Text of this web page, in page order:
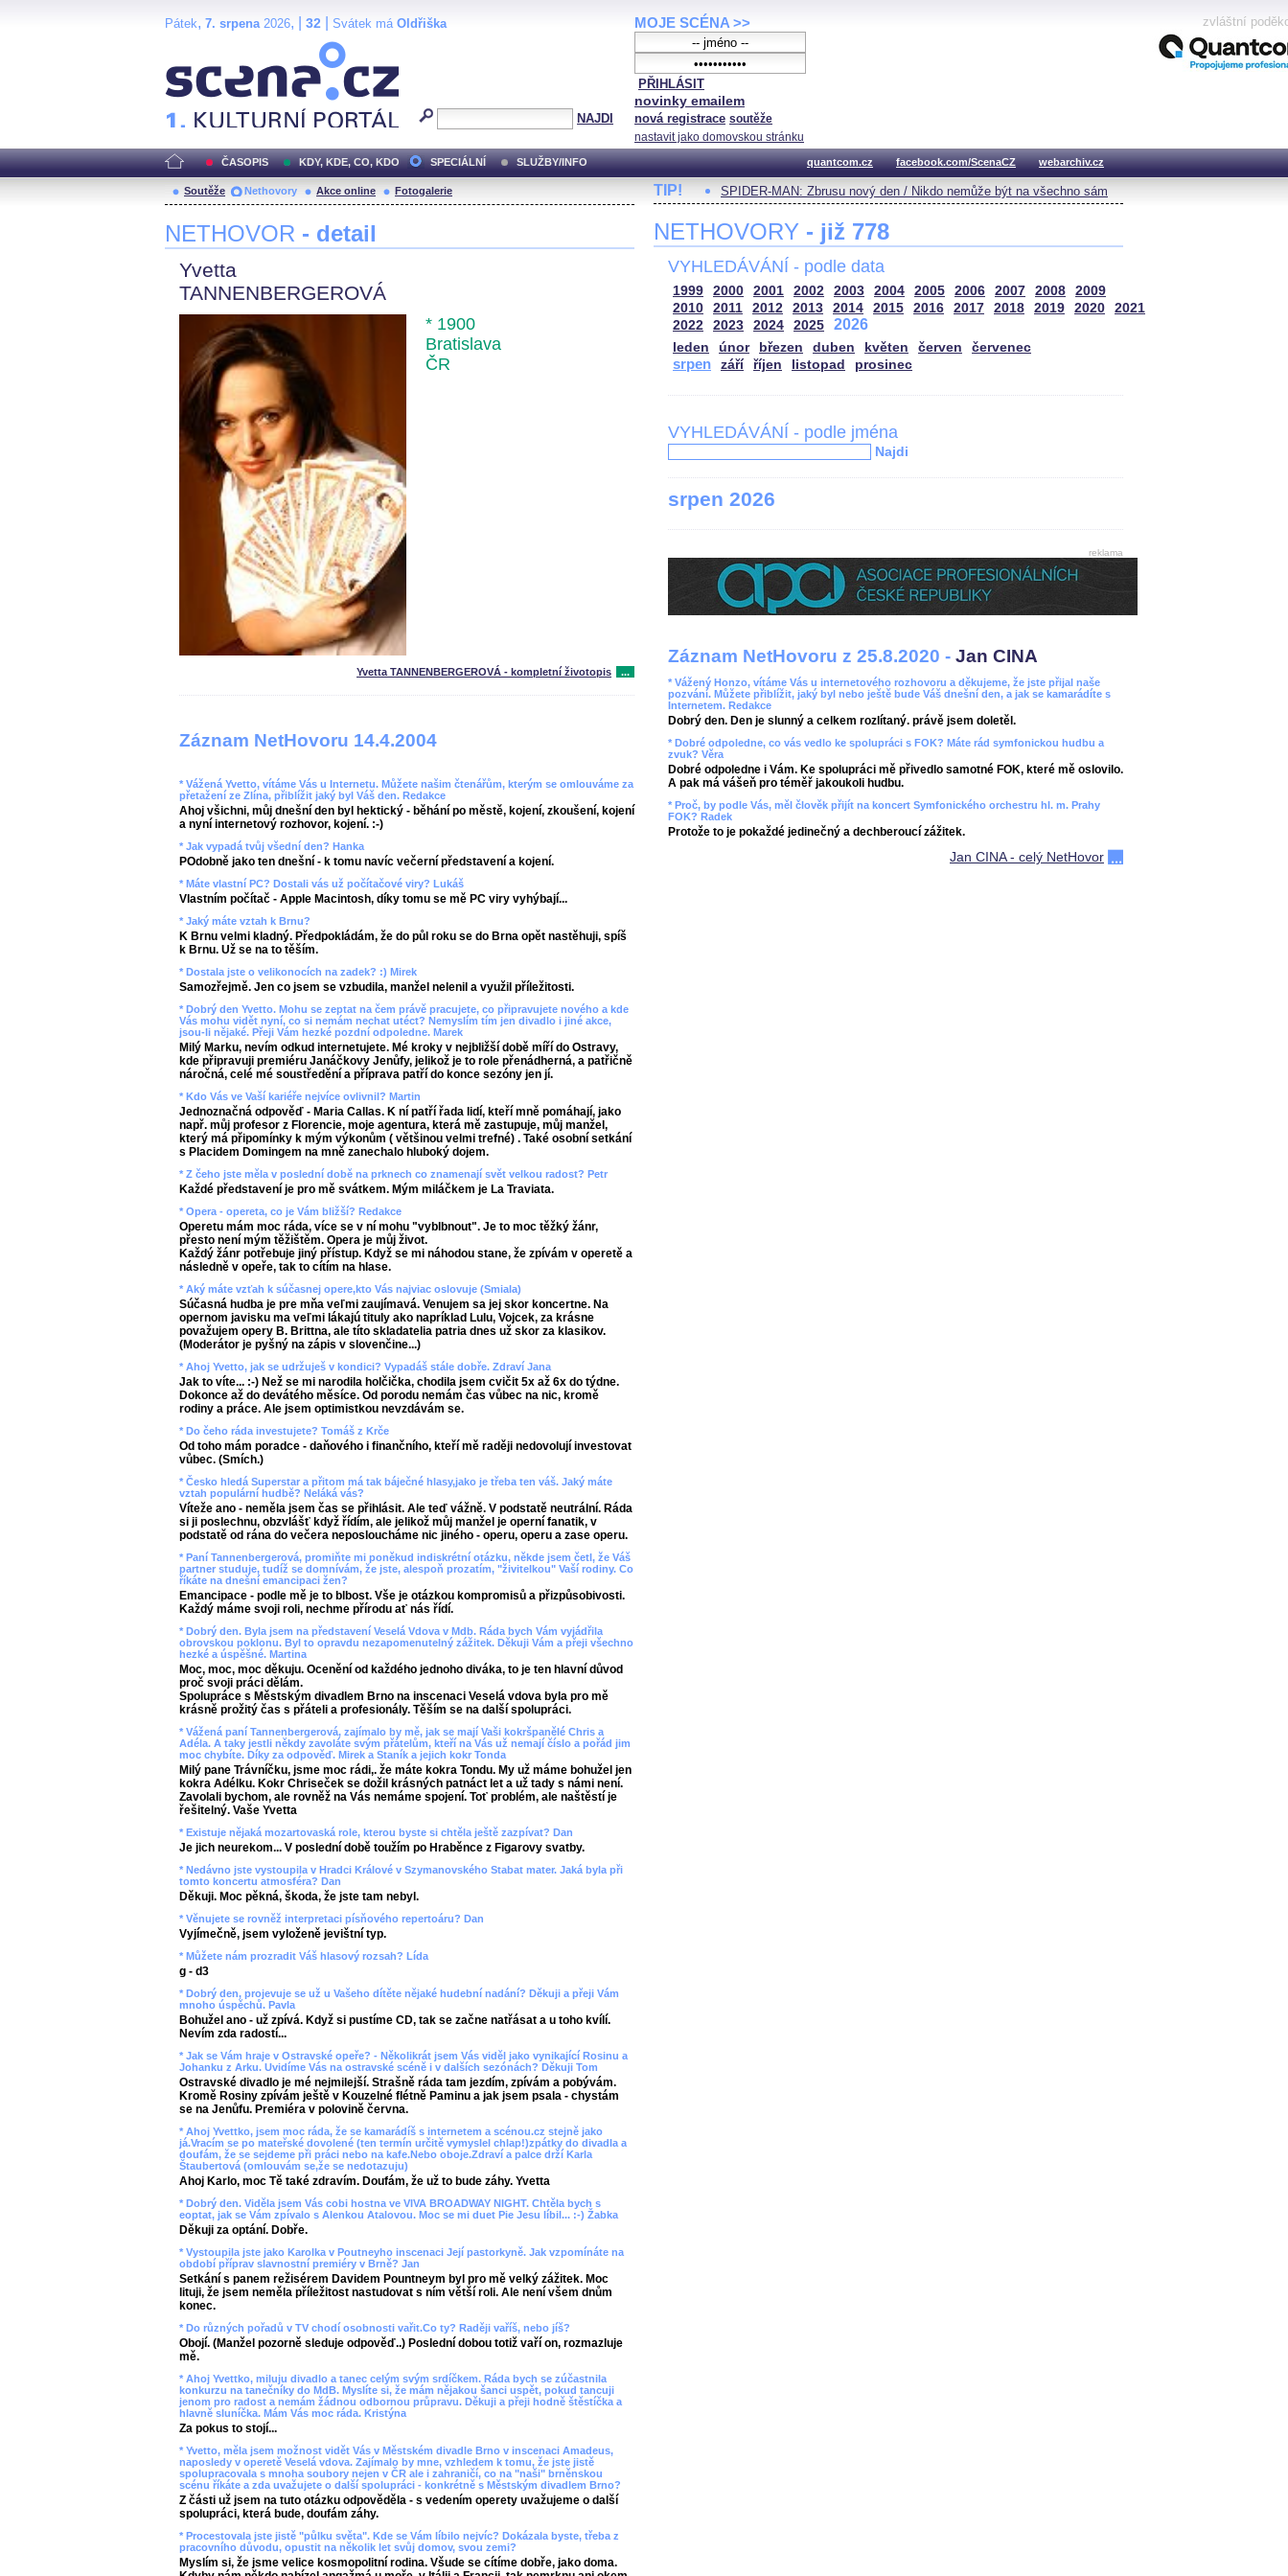
Pátek, 7. srpena2026, | 32 Svátek má Oldřiška
NAJDI
MOJE SCÉNA >>
PŘIHLÁSIT
novinky emailem
nová registrace soutěže
nastavit jako domovskou stránku
zvláštní
ČASOPIS KDY, KDE, CO, KDO SPECIÁLNÍ SLUŽBY/INFO quantcom.cz facebook.com/ScenaCZ webarchiv.cz
Soutěže Nethovory Akce online Fotogalerie
NETHOVOR - detail
Yvetta
TANNENBERGEROVÁ
* 1900
Bratislava
ČR
Yvetta TANNENBERGEROVÁ - kompletní životopis ...
Záznam NetHovoru 14.4.2004
* Vážená Yvetto, vítáme Vás u Internetu. Můžete našim čtenářům, kterým se omlouváme za
přetažení ze Zlína, přiblížit jaký byl Váš den. Redakce
Ahoj všichni, můj dnešní den byl hektický - běhání po městě, kojení, zkoušení, kojení
a nyní internetový rozhovor, kojení. :-)
* Jak vypadá tvůj všední den? Hanka
POdobně jako ten dnešní - k tomu navíc večerní představení a kojení.
* Máte vlastní PC? Dostali vás už počítačové viry? Lukáš
Vlastním počítač - Apple Macintosh, díky tomu se mě PC viry vyhýbají...
* Jaký máte vztah k Brnu?
K Brnu velmi kladný. Předpokládám, že do půl roku se do Brna opět nastěhuji, spíš
k Brnu. Už se na to těším.
* Dostala jste o velikonocích na zadek? :) Mirek
Samozřejmě. Jen co jsem se vzbudila, manžel nelenil a využil příležitosti.
* Dobrý den Yvetto. Mohu se zeptat na čem právě pracujete, co připravujete nového a kde
Vás mohu vidět nyní, co si nemám nechat utéct? Nemyslím tím jen divadlo i jiné akce,
jsou-li nějaké. Přeji Vám hezké pozdní odpoledne. Marek
Milý Marku, nevím odkud internetujete. Mé kroky v nejbližší době míří do Ostravy,
kde připravuji premiéru Janáčkovy Jenůfy, jelikož je to role přenádherná, a patřičně
náročná, celé mé soustředění a příprava patří do konce sezóny jen jí.
* Kdo Vás ve Vaší kariéře nejvíce ovlivnil? Martin
Jednoznačná odpověď - Maria Callas. K ní patří řada lidí, kteří mně pomáhají, jako
např. můj profesor z Florencie, moje agentura, která mě zastupuje, můj manžel,
který má připomínky k mým výkonům ( většinou velmi trefné) . Také osobní setkání
s Placidem Domingem na mně zanechalo hluboký dojem.
* Z čeho jste měla v poslední době na prknech co znamenají svět velkou radost? Petr
Každé představení je pro mě svátkem. Mým miláčkem je La Traviata.
* Opera - opereta, co je Vám bližší? Redakce
Operetu mám moc ráda, více se v ní mohu "vyblbnout". Je to moc těžký žánr,
přesto není mým těžištěm. Opera je můj život.
Každý žánr potřebuje jiný přístup. Když se mi náhodou stane, že zpívám v operetě a
následně v opeře, tak to cítím na hlase.
* Aký máte vzťah k súčasnej opere,kto Vás najviac oslovuje (Smiala)
Súčasná hudba je pre mňa veľmi zaujímavá. Venujem sa jej skor koncertne. Na
opernom javisku ma veľmi lákajú tituly ako napríklad Lulu, Vojcek, za krásne
považujem opery B. Brittna, ale títo skladatelia patria dnes už skor za klasikov.
(Moderátor je pyšný na zápis v slovenčine...)
* Ahoj Yvetto, jak se udržuješ v kondici? Vypadáš stále dobře. Zdraví Jana
Jak to víte... :-) Než se mi narodila holčička, chodila jsem cvičit 5x až 6x do týdne.
Dokonce až do devátého měsíce. Od porodu nemám čas vůbec na nic, kromě
rodiny a práce. Ale jsem optimistkou nevzdávám se.
* Do čeho ráda investujete? Tomáš z Krče
Od toho mám poradce - daňového i finančního, kteří mě raději nedovolují investovat
vůbec. (Smích.)
* Česko hledá Superstar a přitom má tak báječné hlasy,jako je třeba ten váš. Jaký máte
vztah populární hudbě? Neláká vás?
Víteže ano - neměla jsem čas se přihlásit. Ale teď vážně. V podstatě neutrální. Ráda
si ji poslechnu, obzvlášť když řídím, ale jelikož můj manžel je operní fanatik, v
podstatě od rána do večera neposloucháme nic jiného - operu, operu a zase operu.
* Paní Tannenbergerová, promiňte mi poněkud indiskrétní otázku, někde jsem četl, že Váš
partner studuje, tudíž se domnívám, že jste, alespoň prozatím, "živitelkou" Vaší rodiny. Co
říkáte na dnešní emancipaci žen?
Emancipace - podle mě je to blbost. Vše je otázkou kompromisů a přizpůsobivosti.
Každý máme svoji roli, nechme přírodu ať nás řídí.
* Dobrý den. Byla jsem na představení Veselá Vdova v Mdb. Ráda bych Vám vyjádřila
obrovskou poklonu. Byl to opravdu nezapomenutelný zážitek. Děkuji Vám a přeji všechno
hezké a úspěšné. Martina
Moc, moc, moc děkuju. Ocenění od každého jednoho diváka, to je ten hlavní důvod
proč svoji práci dělám.
Spolupráce s Městským divadlem Brno na inscenaci Veselá vdova byla pro mě
krásně prožitý čas s přáteli a profesionály. Těším se na další spolupráci.
* Vážená paní Tannenbergerová, zajímalo by mě, jak se mají Vaši kokršpanělé Chris a
Adéla. A taky jestli někdy zavoláte svým přátelům, kteří na Vás už nemají číslo a pořád jim
moc chybíte. Díky za odpověď. Mirek a Staník a jejich kokr Tonda
Milý pane Trávníčku, jsme moc rádi,. že máte kokra Tondu. My už máme bohužel jen
kokra Adélku. Kokr Chriseček se dožil krásných patnáct let a už tady s námi není.
Zavolali bychom, ale rovněž na Vás nemáme spojení. Toť problém, ale naštěstí je
řešitelný. Vaše Yvetta
* Existuje nějaká mozartovaská role, kterou byste si chtěla ještě zazpívat? Dan
Je jich neurekom... V poslední době toužím po Hraběnce z Figarovy svatby.
* Nedávno jste vystoupila v Hradci Králové v Szymanovského Stabat mater. Jaká byla při
tomto koncertu atmosféra? Dan
Děkuji. Moc pěkná, škoda, že jste tam nebyl.
* Věnujete se rovněž interpretaci písňového repertoáru? Dan
Vyjímečně, jsem vyloženě jevištní typ.
* Můžete nám prozradit Váš hlasový rozsah? Lída
g - d3
* Dobrý den, projevuje se už u Vašeho dítěte nějaké hudební nadání? Děkuji a přeji Vám
mnoho úspěchů. Pavla
Bohužel ano - už zpívá. Když si pustíme CD, tak se začne natřásat a u toho kvílí.
Nevím zda radostí...
* Jak se Vám hraje v Ostravské opeře? - Několikrát jsem Vás viděl jako vynikající Rosinu a
Johanku z Arku. Uvidíme Vás na ostravské scéně i v dalších sezónách? Děkuji Tom
Ostravské divadlo je mé nejmilejší. Strašně ráda tam jezdím, zpívám a pobývám.
Kromě Rosiny zpívám ještě v Kouzelné flétně Paminu a jak jsem psala - chystám
se na Jenůfu. Premiéra v polovině června.
* Ahoj Yvettko, jsem moc ráda, že se kamarádíš s internetem a scénou.cz stejně jako
já.Vracím se po mateřské dovolené (ten termín určitě vymyslel chlap!)zpátky do divadla a
doufám, že se sejdeme při práci nebo na kafe.Nebo oboje.Zdraví a palce drží Karla
Štaubertová (omlouvám se,že se nedotazuju)
Ahoj Karlo, moc Tě také zdravím. Doufám, že už to bude záhy. Yvetta
* Dobrý den. Viděla jsem Vás cobi hostna ve VIVA BROADWAY NIGHT. Chtěla bych s
eoptat, jak se Vám zpívalo s Alenkou Atalovou. Moc se mi duet Pie Jesu líbil... :-) Žabka
Děkuji za optání. Dobře.
* Vystoupila jste jako Karolka v Poutneyho inscenaci Její pastorkyně. Jak vzpomínáte na
období příprav slavnostní premiéry v Brně? Jan
Setkání s panem režisérem Davidem Pountneym byl pro mě velký zážitek. Moc
lituji, že jsem neměla příležitost nastudovat s ním větší roli. Ale není všem dnům
konec.
* Do různých pořadů v TV chodí osobnosti vařit.Co ty? Raději vaříš, nebo jíš?
Obojí. (Manžel pozorně sleduje odpověď..) Poslední dobou totiž vaří on, rozmazluje
mě.
* Ahoj Yvettko, miluju divadlo a tanec celým svým srdíčkem. Ráda bych se zúčastnila
konkurzu na tanečníky do MdB. Myslíte si, že mám nějakou šanci uspět, pokud tancuji
jenom pro radost a nemám žádnou odbornou průpravu. Děkuji a přeji hodně štěstíčka a
hlavně sluníčka. Mám Vás moc ráda. Kristýna
Za pokus to stojí...
* Yvetto, měla jsem možnost vidět Vás v Městském divadle Brno v inscenaci Amadeus,
naposledy v operetě Veselá vdova. Zajímalo by mne, vzhledem k tomu, že jste jistě
spolupracovala s mnoha soubory nejen v ČR ale i zahraničí, co na "naši" brněnskou
scénu říkáte a zda uvažujete o další spolupráci - konkrétně s Městským divadlem Brno?
Z části už jsem na tuto otázku odpověděla - s vedením operety uvažujeme o další
spolupráci, která bude, doufám záhy.
* Procestovala jste jistě "půlku světa". Kde se Vám líbilo nejvíc? Dokázala byste, třeba z
pracovního důvodu, opustit na několik let svůj domov, svou zemi?
Myslím si, že jsme velice kosmopolitní rodina. Všude se cítíme dobře, jako doma.
TIP! SPIDER-MAN: Zbrusu nový den / Nikdo nemůže být na všechno sám
NETHOVORY - již 778
VYHLEDÁVÁNÍ - podle data
1999 2000 2001 2002 2003 2004 2005 2006 2007 2008
2009
2010
2011 2012 2013 2014 2015 2016 2017 2018 2019 2020
2021
2022
2023 2024 2025 2026
leden únor březen duben květen červen červenec
srpen září říjen listopad prosinec
VYHLEDÁVÁNÍ - podle jména
Najdi
srpen 2026
reklama
Záznam NetHovoru z 25.8.2020 - Jan CINA
* Vážený Honzo, vítáme Vás u internetového rozhovoru a děkujeme, že jste přijal naše
pozvání. Můžete přiblížit, jaký byl nebo ještě bude Váš dnešní den, a jak se kamarádíte s
Internetem. Redakce
Dobrý den. Den je slunný a celkem rozlítaný. právě jsem doletěl.
* Dobré odpoledne, co vás vedlo ke spolupráci s FOK? Máte rád symfonickou hudbu a
zvuk? Věra
Dobré odpoledne i Vám. Ke spolupráci mě přivedlo samotné FOK, které mě oslovilo.
A pak má vášeň pro téměř jakoukoli hudbu.
* Proč, by podle Vás, měl člověk přijít na koncert Symfonického orchestru hl. m. Prahy
FOK? Radek
Protože to je pokaždé jedinečný a dechberoucí zážitek.
Jan CINA - celý NetHovor